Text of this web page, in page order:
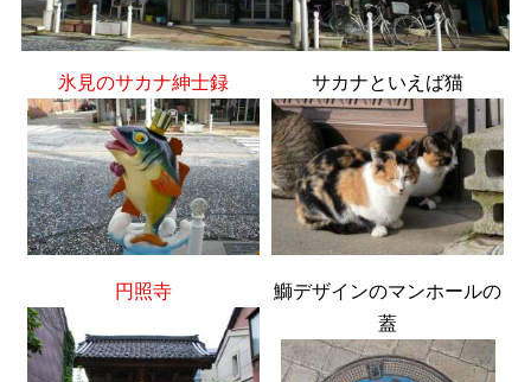
氷見のサカナ紳士録 サカナといえば猫
円照寺
鰤デザインのマンホールの
蓋